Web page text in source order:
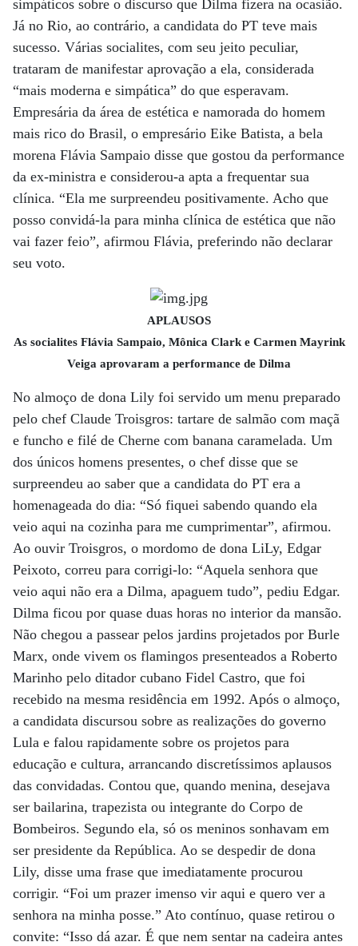
simpáticos sobre o discurso que Dilma fizera na ocasião.
Já no Rio, ao contrário, a candidata do PT teve mais
sucesso. Várias socialites, com seu jeito peculiar,
trataram de manifestar aprovação a ela, considerada
“mais moderna e simpática” do que esperavam.
Empresária da área de estética e namorada do homem
mais rico do Brasil, o empresário Eike Batista, a bela
morena Flávia Sampaio disse que gostou da performance
da ex-ministra e considerou-a apta a frequentar sua
clínica. “Ela me surpreendeu positivamente. Acho que
posso convidá-la para minha clínica de estética que não
vai fazer feio”, afirmou Flávia, preferindo não declarar
seu voto.
APLAUSOS
As socialites Flávia Sampaio, Mônica Clark e Carmen Mayrink
Veiga aprovaram a performance de Dilma
No almoço de dona Lily foi servido um menu preparado
pelo chef Claude Troisgros: tartare de salmão com maçã
e funcho e filé de Cherne com banana caramelada. Um
dos únicos homens presentes, o chef disse que se
surpreendeu ao saber que a candidata do PT era a
homenageada do dia: “Só fiquei sabendo quando ela
veio aqui na cozinha para me cumprimentar”, afirmou.
Ao ouvir Troisgros, o mordomo de dona LiLy, Edgar
Peixoto, correu para corrigi-lo: “Aquela senhora que
veio aqui não era a Dilma, apaguem tudo”, pediu Edgar.
Dilma ficou por quase duas horas no interior da mansão.
Não chegou a passear pelos jardins projetados por Burle
Marx, onde vivem os flamingos presenteados a Roberto
Marinho pelo ditador cubano Fidel Castro, que foi
recebido na mesma residência em 1992. Após o almoço,
a candidata discursou sobre as realizações do governo
Lula e falou rapidamente sobre os projetos para
educação e cultura, arrancando discretíssimos aplausos
das convidadas. Contou que, quando menina, desejava
ser bailarina, trapezista ou integrante do Corpo de
Bombeiros. Segundo ela, só os meninos sonhavam em
ser presidente da República. Ao se despedir de dona
Lily, disse uma frase que imediatamente procurou
corrigir. “Foi um prazer imenso vir aqui e quero ver a
senhora na minha posse.” Ato contínuo, quase retirou o
convite: “Isso dá azar. É que nem sentar na cadeira antes